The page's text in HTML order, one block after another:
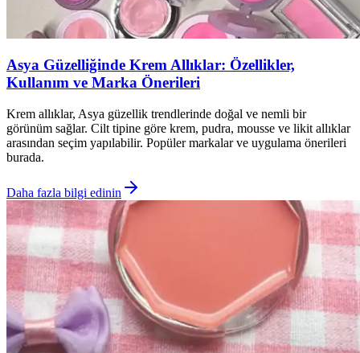
Asya Güzelliğinde Krem Allıklar: Özellikler,
Kullanım ve Marka Önerileri
Krem allıklar, Asya güzellik trendlerinde doğal ve nemli bir
görünüm sağlar. Cilt tipine göre krem, pudra, mousse ve likit allıklar
arasından seçim yapılabilir. Popüler markalar ve uygulama önerileri
burada.
Daha fazla bilgi edinin